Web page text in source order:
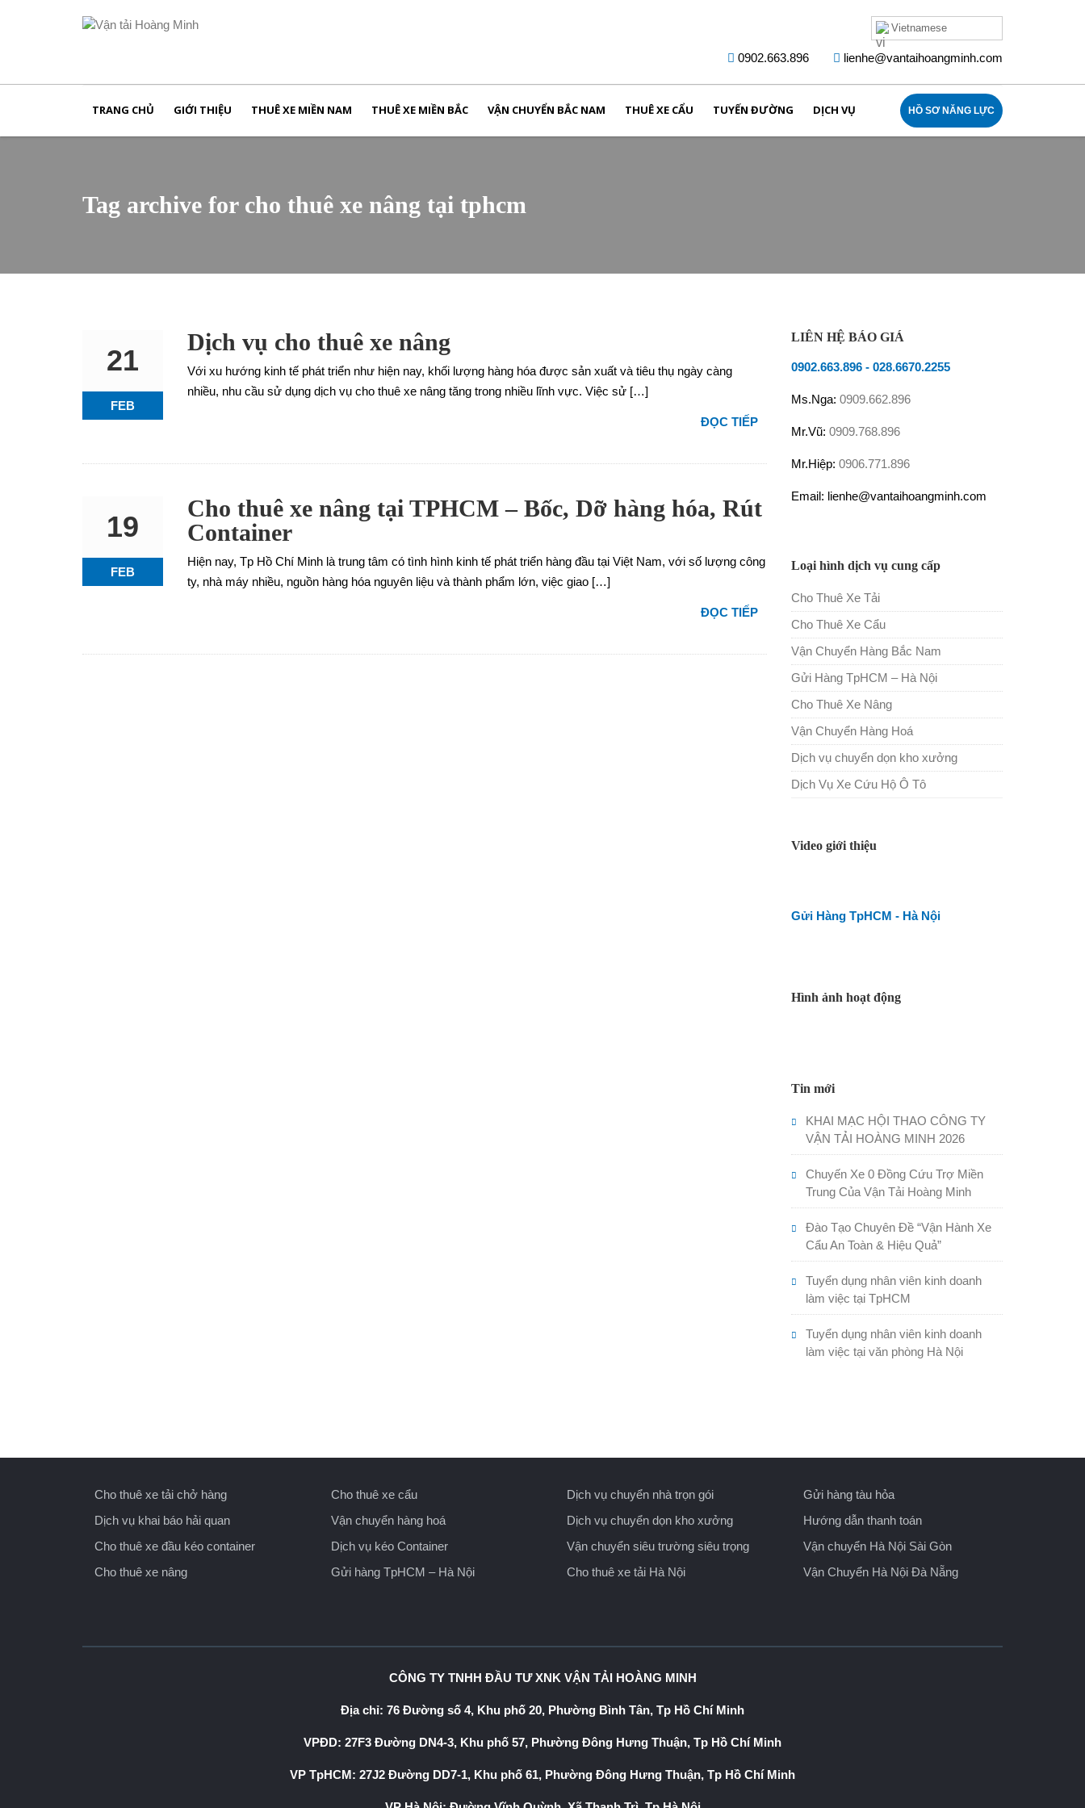
Vietnamese
0902.663.896 lienhe@vantaihoangminh.com
TRANG CHỦ GIỚI THIỆU THUÊ XE MIỀN NAM THUÊ XE MIỀN BẮC VẬN CHUYỂN BẮC NAM THUÊ XE CẨU TUYẾN ĐƯỜNG DỊCH VỤ HỒ SƠ NĂNG LỰC
Tag archive for cho thuê xe nâng tại tphcm
21
FEB
Dịch vụ cho thuê xe nâng
Với xu hướng kinh tế phát triển như hiện nay, khối lượng hàng hóa được sản xuất và tiêu thụ ngày càng
nhiều, nhu cầu sử dụng dịch vụ cho thuê xe nâng tăng trong nhiều lĩnh vực. Việc sử […]
ĐỌC TIẾP
19
FEB
Cho thuê xe nâng tại TPHCM – Bốc, Dỡ hàng hóa, Rút
Container
Hiện nay, Tp Hồ Chí Minh là trung tâm có tình hình kinh tế phát triển hàng đầu tại Việt Nam, với số lượng công
ty, nhà máy nhiều, nguồn hàng hóa nguyên liệu và thành phẩm lớn, việc giao […]
ĐỌC TIẾP
LIÊN HỆ BÁO GIÁ
0902.663.896- 028.6670.2255
Ms.Nga: 0909.662.896
Mr.Vũ: 0909.768.896
Mr.Hiệp: 0906.771.896
Email: lienhe@vantaihoangminh.com
Loại hình dịch vụ cung cấp
Cho Thuê Xe Tải
Cho Thuê Xe Cẩu
Vận Chuyển Hàng Bắc Nam
Gửi Hàng TpHCM – Hà Nội
Cho Thuê Xe Nâng
Vận Chuyển Hàng Hoá
Dịch vụ chuyển dọn kho xưởng
Dịch Vụ Xe Cứu Hộ Ô Tô
Video giới thiệu
Gửi Hàng TpHCM - Hà Nội
Hình ảnh hoạt động
Tin mới
KHAI MẠC HỘI THAO CÔNG TY
VẬN TẢI HOÀNG MINH 2026
Chuyến Xe 0 Đồng Cứu Trợ Miền
Trung Của Vận Tải Hoàng Minh
Đào Tạo Chuyên Đề “Vận Hành Xe
Cẩu An Toàn & Hiệu Quả”
Tuyển dụng nhân viên kinh doanh
làm việc tại TpHCM
Tuyển dụng nhân viên kinh doanh
làm việc tại văn phòng Hà Nội
Cho thuê xe tải chở hàng
Dịch vụ khai báo hải quan
Cho thuê xe đầu kéo container
Cho thuê xe nâng
Cho thuê xe cẩu
Vận chuyển hàng hoá
Dịch vụ kéo Container
Gửi hàng TpHCM – Hà Nội
Dịch vụ chuyển nhà trọn gói
Dịch vụ chuyển dọn kho xưởng
Vận chuyển siêu trường siêu trọng
Cho thuê xe tải Hà Nội
Gửi hàng tàu hỏa
Hướng dẫn thanh toán
Vận chuyển Hà Nội Sài Gòn
Vận Chuyển Hà Nội Đà Nẵng
CÔNG TY TNHH ĐẦU TƯ XNK VẬN TẢI HOÀNG MINH
Địa chỉ: 76 Đường số 4, Khu phố 20, Phường Bình Tân, Tp Hồ Chí Minh
VPĐD: 27F3 Đường DN4-3, Khu phố 57, Phường Đông Hưng Thuận, Tp Hồ Chí Minh
VP TpHCM: 27J2 Đường DD7-1, Khu phố 61, Phường Đông Hưng Thuận, Tp Hồ Chí Minh